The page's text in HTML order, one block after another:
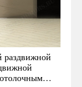
раздвижной